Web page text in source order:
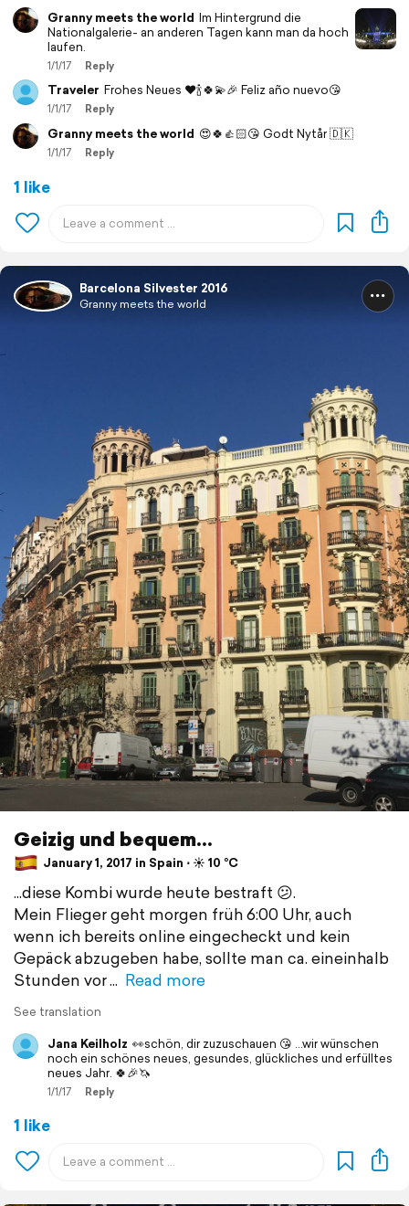
Granny meets the world Im Hintergrund die
Nationalgalerie- an anderen Tagen kann man da hoch
laufen.
1/1/17 Reply
Traveler Frohes Neues ❤️🍾🍀💫🎉 Feliz año nuevo😘
1/1/17 Reply
Granny meets the world 😍🍀👍🏻😘 Godt Nytår 🇩🇰
1/1/17 Reply
1 like
Barcelona Silvester 2016
Granny meets the world
Geizig und bequem...
January 1, 2017 in Spain ⋅ ☀️ 10 °C
...diese Kombi wurde heute bestraft 😕.
Mein Flieger geht morgen früh 6:00 Uhr, auch
wenn ich bereits online eingecheckt und kein
Gepäck abzugeben habe, sollte man ca. eineinhalb
Stunden vor
Read more
See translation
Jana Keilholz 👀schön, dir zuzuschauen 😘 ...wir wünschen
noch ein schönes neues, gesundes, glückliches und erfülltes
neues Jahr. 🍀🎉🦄
1/1/17 Reply
1 like